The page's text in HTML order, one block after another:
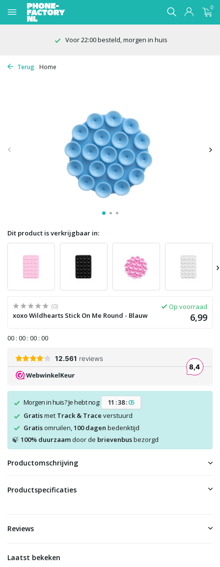
0
Voor 22:00 besteld, morgen in huis
Terug Home
Dit product is verkrijgbaar in:
›
(0)
xoxo Wildhearts Stick On Me Round - Blauw
Op voorraad
6,99
00 : 00 : 00 : 00
Morgen in huis? Je hebt nog: 11 :38:05
Gratismet Track & Trace verstuurd
Gratisomruilen, 100 dagen bedenktijd
🍃 100% duurzaamdoor de brievenbusbezorgd
Productomschrijving
Productspecificaties
Reviews
Laatst bekeken